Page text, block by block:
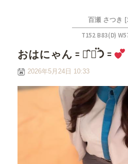
百瀬 さつき
T152 B83(D)
おはにゃん𐄑𐅁̂ ⩊፟ ̂𐅀𐄑
2026年5月24日 10:33